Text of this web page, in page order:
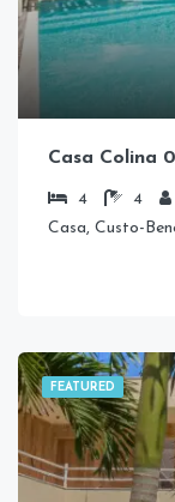
Casa Colina
4 4
Casa, Custo-
FEATURED